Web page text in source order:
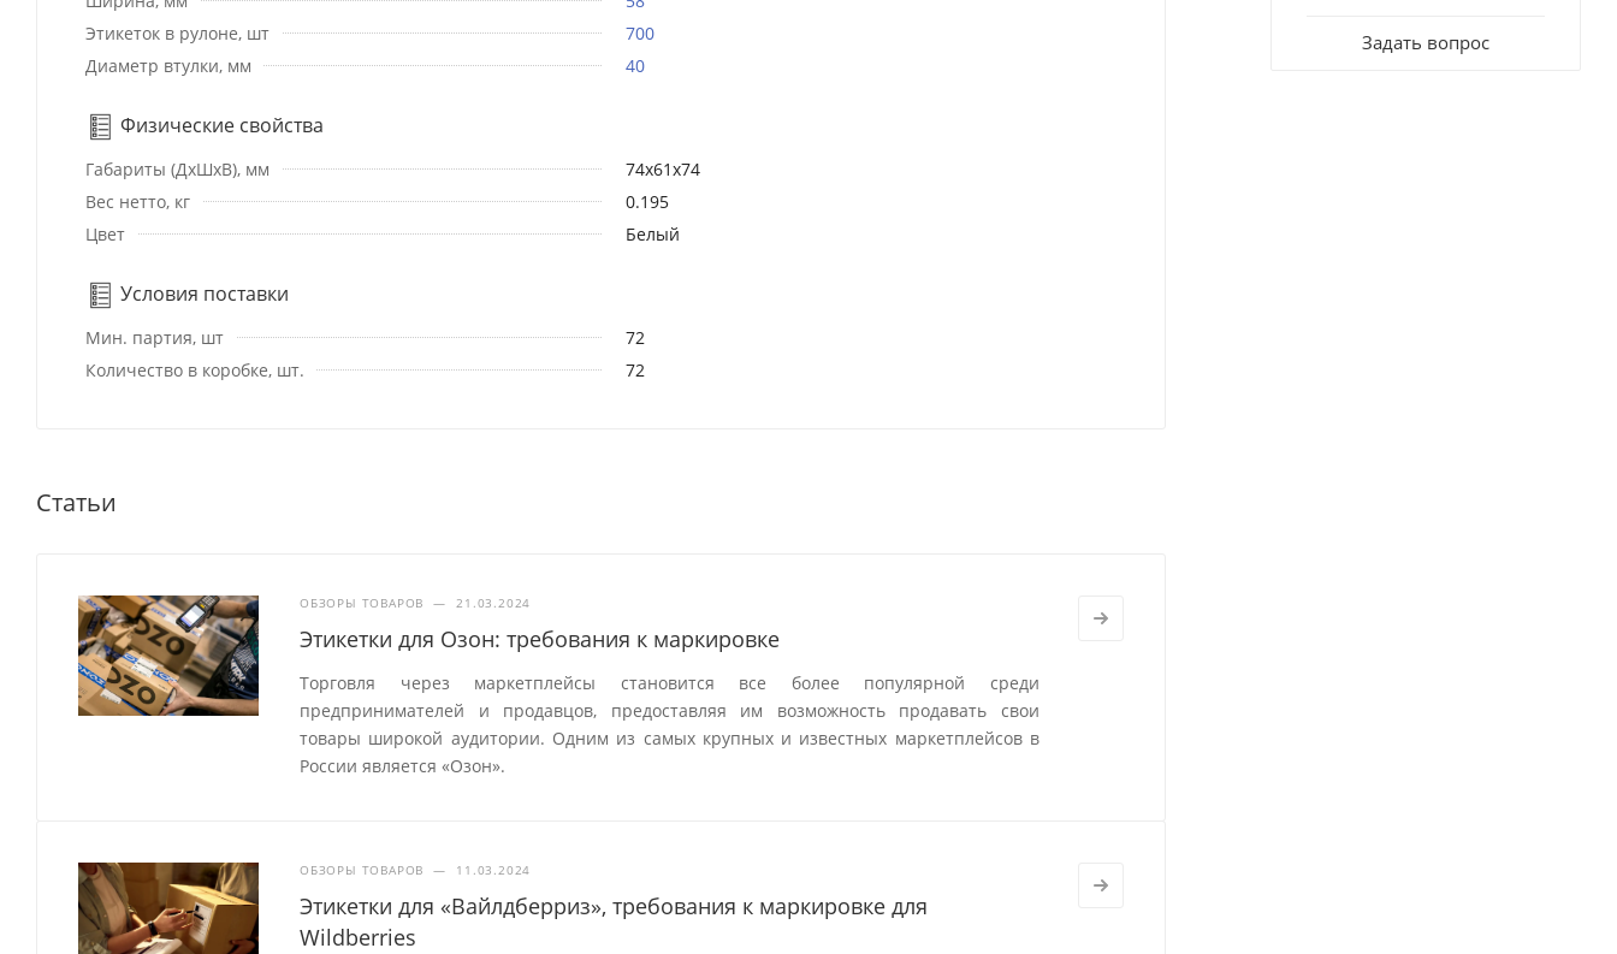
Этикеток в рулоне, шт
700
Диаметр втулки, мм
40
Физические свойства
Габариты (ДхШхВ), мм
74х61х74
Вес нетто, кг
0.195
Цвет
Белый
Условия поставки
Мин. партия, шт
72
Количество в коробке, шт.
72
Статьи
ОБЗОРЫ ТОВАРОВ — 21.03.2024
Этикетки для Озон: требования к маркировке
Торговля через маркетплейсы становится все более популярной среди
предпринимателей и продавцов, предоставляя им возможность продавать свои
товары широкой аудитории. Одним из самых крупных и известных маркетплейсов в
России является «Озон».
ОБЗОРЫ ТОВАРОВ — 11.03.2024
Этикетки для «Вайлдберриз», требования к маркировке для
Wildberries
Задать вопрос